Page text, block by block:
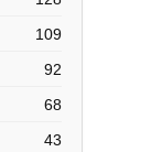
109
92
68
43